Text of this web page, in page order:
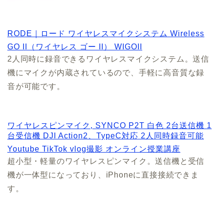
RODE｜ロード ワイヤレスマイクシステム Wireless
GO II（ワイヤレス ゴー II） WIGOII
2人同時に録音できるワイヤレスマイクシステム。送信
機にマイクが内蔵されているので、手軽に高音質な録
音が可能です。
ワイヤレスピンマイク, SYNCO P2T 白色 2台送信機 1
台受信機 DJI Action2、TypeC対応 2人同時録音可能
Youtube TikTok vlog撮影 オンライン授業講座
超小型・軽量のワイヤレスピンマイク。送信機と受信
機が一体型になっており、iPhoneに直接接続できま
す。